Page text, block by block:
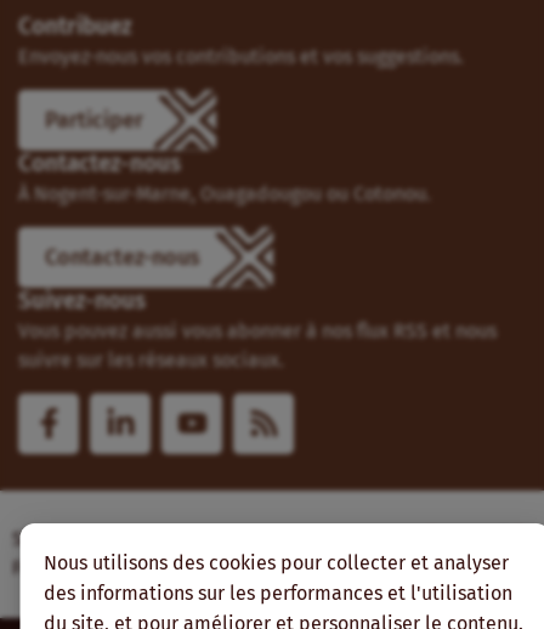
Nous utilisons des cookies pour collecter et analyser
des informations sur les performances et l'utilisation
du site, et pour améliorer et personnaliser le contenu.
Contribuez
Envoyez-nous vos contributions et vos suggestions.
Participer
Contactez-nous
À Nogent-sur-Marne, Ouagadougou ou Cotonou.
Contactez-nous
Suivez-nous
Vous pouvez aussi vous abonner à nos flux RSS et nous
suivre sur les réseaux sociaux.
Site web réalisé avec le soutien de l’Agence
Française de Développement